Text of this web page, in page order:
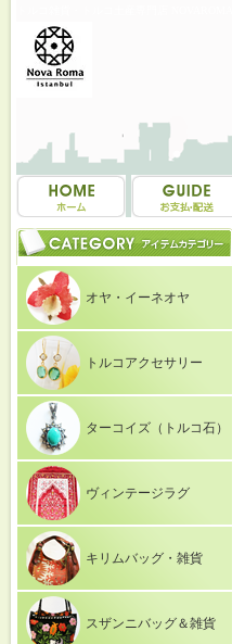
オヤ・イーネオヤ
トルコアクセサリー
ターコイズ（トルコ石）
ヴィンテージラグ
キリムバッグ・雑貨
スザンニバッグ＆雑貨